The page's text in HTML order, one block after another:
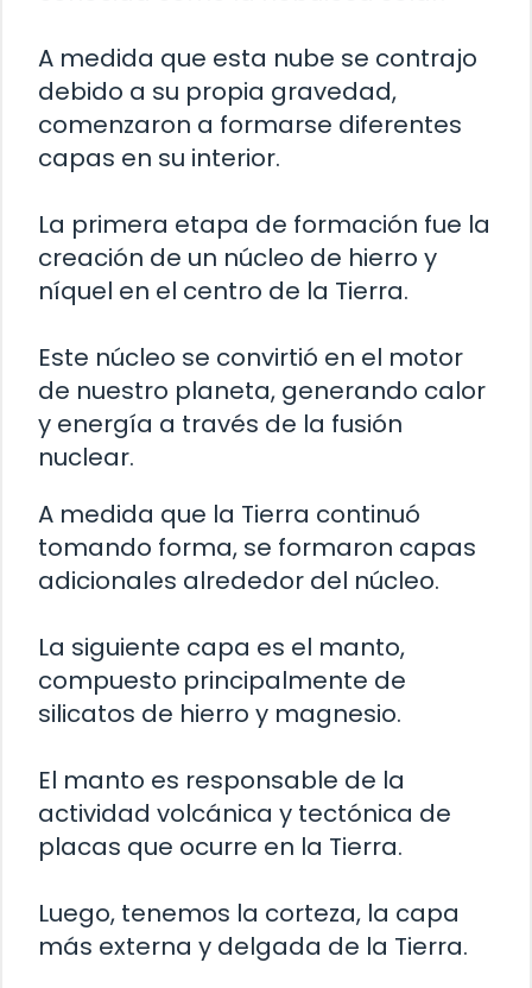
A medida que esta nube se contrajo
debido a su propia gravedad,
comenzaron a formarse diferentes
capas en su interior.
La primera etapa de formación fue la
creación de un núcleo de hierro y
níquel en el centro de la Tierra.
Este núcleo se convirtió en el motor
de nuestro planeta, generando calor
y energía a través de la fusión
nuclear.
A medida que la Tierra continuó
tomando forma, se formaron capas
adicionales alrededor del núcleo.
La siguiente capa es el manto,
compuesto principalmente de
silicatos de hierro y magnesio.
El manto es responsable de la
actividad volcánica y tectónica de
placas que ocurre en la Tierra.
Luego, tenemos la corteza, la capa
más externa y delgada de la Tierra.